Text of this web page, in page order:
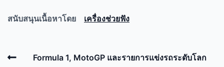
สนับสนุนเนื้อหาโดย เครื่องช่วยฟัง
Post
PreviousFormula 1, MotoGP และรายการแข่งรถระดับโลก